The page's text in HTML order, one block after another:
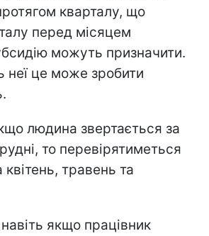
кварталу, що
перед місяцем
можуть призначити.
неї це може зробити
людина звертається за
то перевірятиметься
травень та
якщо працівник